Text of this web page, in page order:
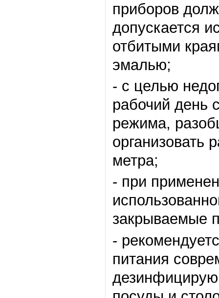
приборов
допускается
отбитыми
эмалью;
- с целью
рабочий день
режима,
организовать
метра;
- при
закрываемые
-
питания